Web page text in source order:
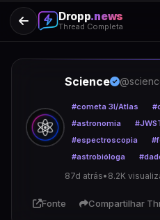
Dropp.news
Thread Completa
Science
#cometa 3I/Atlas
#astronomia
#espectroscopia
#astrobióloga
87d atrás• 8.2K
Fonte Compartilhar